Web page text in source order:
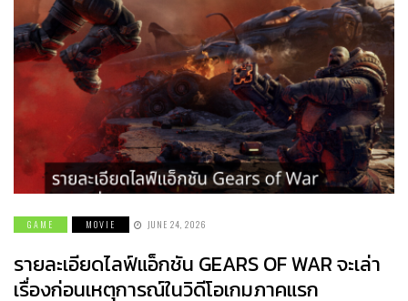
GAME MOVIE JUNE 24, 2026
รายละเอียดไลฟ์แอ็กชัน GEARS OF WAR จะเล่า
เรื่องก่อนเหตุการณ์ในวิดีโอเกมภาคแรก